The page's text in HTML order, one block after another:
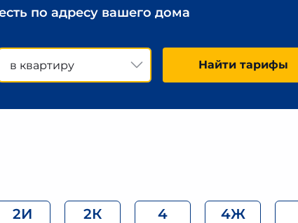
по адресу вашего дома
в квартиру Найти тарифы
2И 2К 4 4Ж